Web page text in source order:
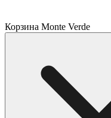
Корзина Monte Verde